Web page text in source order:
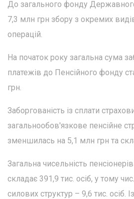
До загального фонду
7,3 млн грн збору з окремих
операцій.
На початок року загальна сума
платежів до Пенсійного фонду
грн.
Заборгованість із сплати
загальнообов'язкове пенсійне
зменшилась на 5,1 млн грн та
Загальна чисельність
складає 391,9 тис. осіб, у тому
силових структур – 9,6 тис. осіб.